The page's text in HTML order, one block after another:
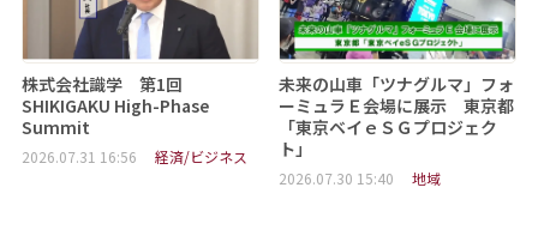
株式会社識学 第1回
SHIKIGAKU High-Phase
Summit
2026.07.31 16:56 経済/ビジネス
未来の山車「ツナグルマ」フォ
ーミュラＥ会場に展示 東京都
「東京ベイｅＳＧプロジェク
ト」
2026.07.30 15:40 地域